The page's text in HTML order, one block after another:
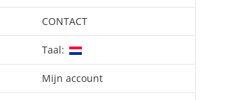
CONTACT
Taal:
Mijn account